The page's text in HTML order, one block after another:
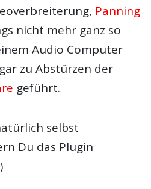
Panning
nicht mehr ganz so
Audio Computer
zu Abstürzen der
geführt.
selbst
Du das Plugin